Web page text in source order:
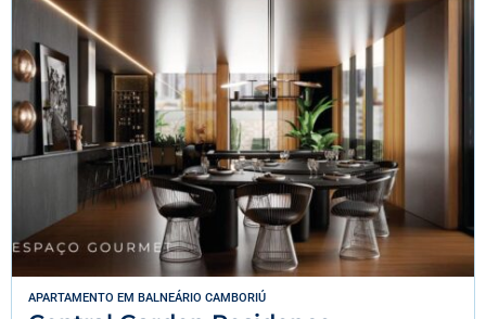
APARTAMENTO EM BALNEÁRIO CAMBORIÚ